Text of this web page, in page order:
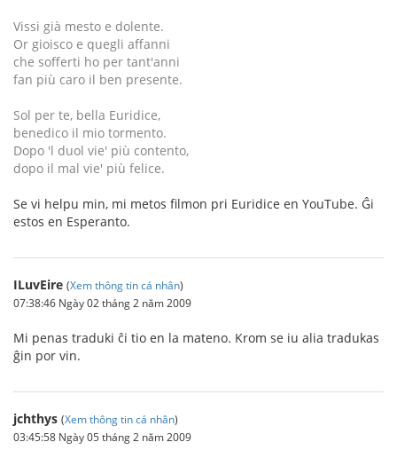
Vissi già mesto e dolente.
Or gioisco e quegli affanni
che sofferti ho per tant'anni
fan più caro il ben presente.
Sol per te, bella Euridice,
benedico il mio tormento.
Dopo 'l duol vie' più contento,
dopo il mal vie' più felice.
Se vi helpu min, mi metos filmon pri Euridice en YouTube. Ĝi
estos en Esperanto.
ILuvEire (Xem thông tin cá nhân)
07:38:46 Ngày 02 tháng 2 năm 2009
Mi penas traduki ĉi tio en la mateno. Krom se iu alia tradukas
ĝin por vin.
jchthys (Xem thông tin cá nhân)
03:45:58 Ngày 05 tháng 2 năm 2009